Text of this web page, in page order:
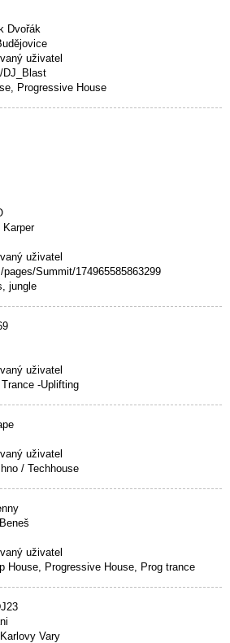
Dvořák
uživatel
DJ_Blast
Progressive House
Karper
uživatel
Summit/174965585863299
jungle
uživatel
-Uplifting
uživatel
/ Techhouse
uživatel
House, Progressive House, Prog trance
Vary